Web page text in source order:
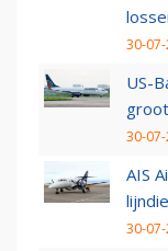
30-
US-
30-
AIS
30-